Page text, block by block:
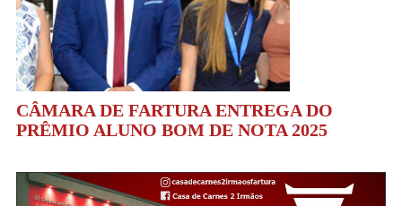
CÂMARA DE FARTURA ENTREGA DO
PRÊMIO ALUNO BOM DE NOTA 2025